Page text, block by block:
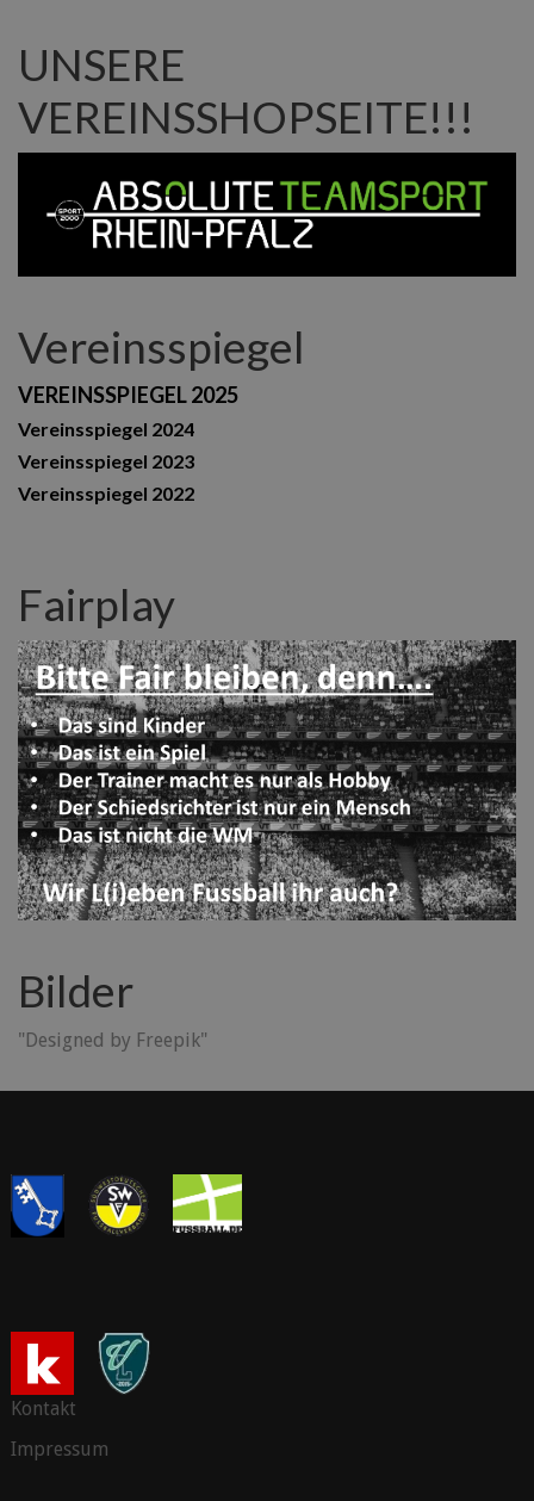
UNSERE
VEREINSSHOPSEITE!!!
Vereinsspiegel
VEREINSSPIEGEL 2025
Vereinsspiegel 2024
Vereinsspiegel 2023
Vereinsspiegel 2022
Fairplay
Bilder
"Designed by Freepik"
Kontakt
Impressum